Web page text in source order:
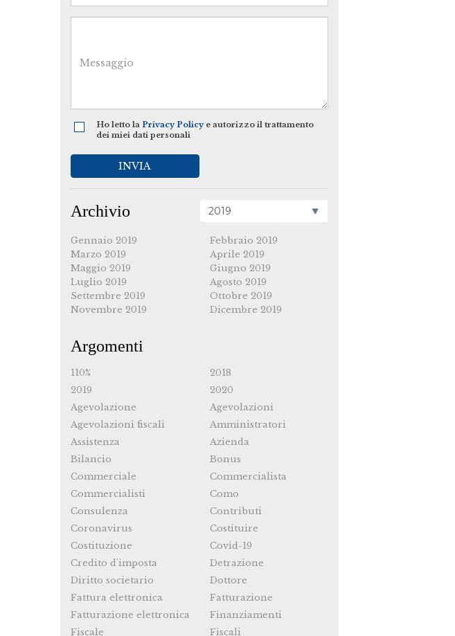
Ho letto la Privacy Policye autorizzo il trattamento
dei miei dati personali
INVIA
Archivio
Gennaio 2019
Febbraio 2019
Marzo 2019
Aprile 2019
Maggio 2019
Giugno 2019
Luglio 2019
Agosto 2019
Settembre 2019
Ottobre 2019
Novembre 2019
Dicembre 2019
Argomenti
110%
2018
2019
2020
Agevolazione
Agevolazioni
Agevolazioni fiscali
Amministratori
Assistenza
Azienda
Bilancio
Bonus
Commerciale
Commercialista
Commercialisti
Como
Consulenza
Contributi
Coronavirus
Costituire
Costituzione
Covid-19
Credito d'imposta
Detrazione
Diritto societario
Dottore
Fattura elettronica
Fatturazione
Fatturazione elettronica
Finanziamenti
Fiscale
Fiscali